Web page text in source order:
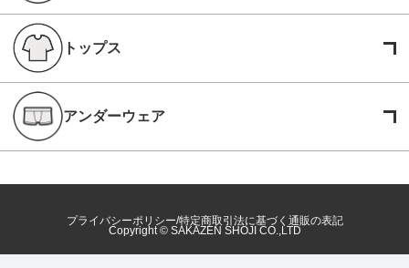
トップス
アンダーウェア
プライバシーポリシー 特定商取引法に基づく通販の表記
Copyright © SAKAZEN SHOJI CO.,LTD